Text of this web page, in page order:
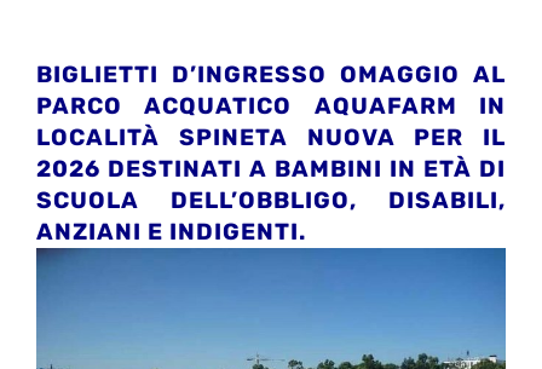
BIGLIETTI D’INGRESSO OMAGGIO AL
PARCO ACQUATICO AQUAFARM IN
LOCALITÀ SPINETA NUOVA PER IL
2026 DESTINATI A BAMBINI IN ETÀ DI
SCUOLA DELL’OBBLIGO, DISABILI,
ANZIANI E INDIGENTI.